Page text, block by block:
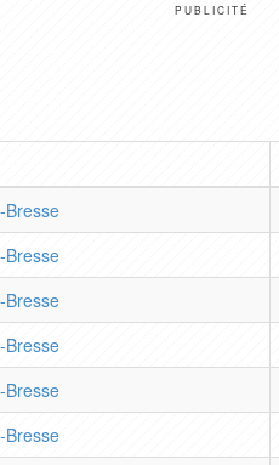
PUBLICITÉ
Bresse
Bresse
Bresse
Bresse
Bresse
Bresse